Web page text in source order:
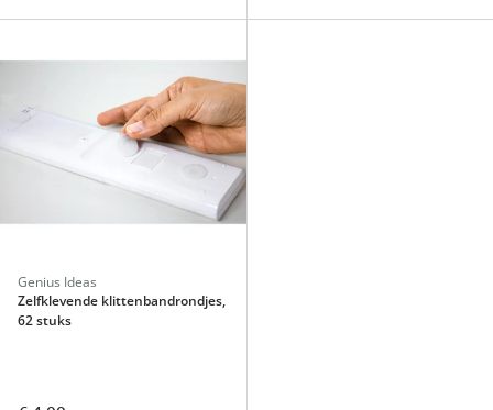
Genius Ideas
Zelfklevende klittenbandrondjes,
62 stuks